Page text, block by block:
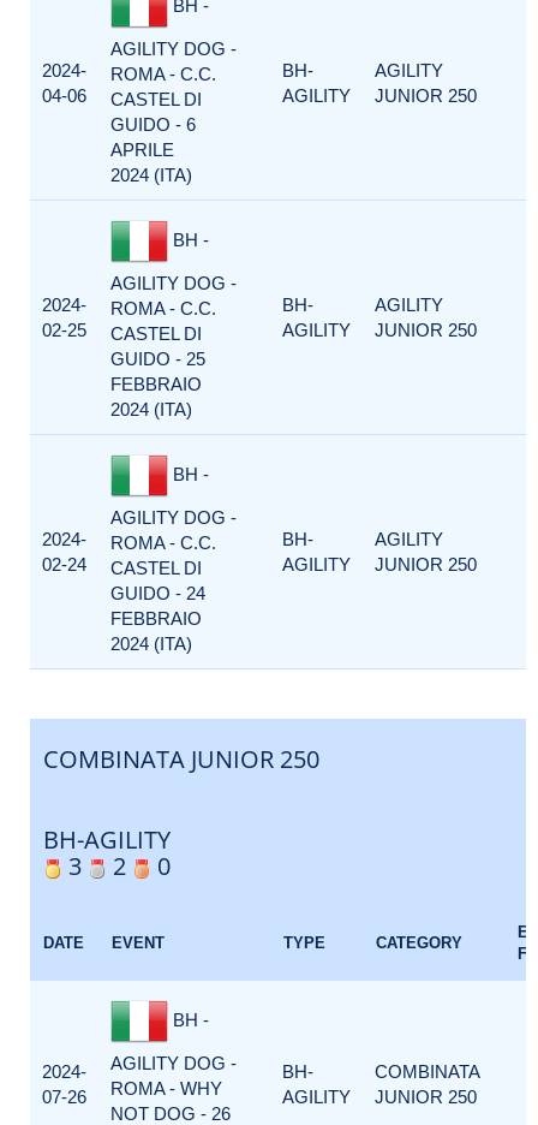
2024-
04-06
BH -
AGILITY DOG -
ROMA - C.C.
CASTEL DI
GUIDO - 6
APRILE
2024 (ITA)
BH-
AGILITY
AGILITY
JUNIOR 250
2024-
02-25
BH -
AGILITY DOG -
ROMA - C.C.
CASTEL DI
GUIDO - 25
FEBBRAIO
2024 (ITA)
BH-
AGILITY
AGILITY
JUNIOR 250
2024-
02-24
BH -
AGILITY DOG -
ROMA - C.C.
CASTEL DI
GUIDO - 24
FEBBRAIO
2024 (ITA)
BH-
AGILITY
AGILITY
JUNIOR 250
COMBINATA JUNIOR 250
BH-AGILITY
3
2 0
DATE EVENT TYPE CATEGORY
2024-
07-26
BH -
AGILITY DOG -
ROMA - WHY
NOT DOG - 26
BH-
AGILITY
COMBINATA
JUNIOR 250